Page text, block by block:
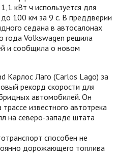
кВт ч используется для
100 км за 9 с. В преддверии
седана в автосалонах
года Volkswagen решила
и сообщила о новом
Карлос Лаго (Carlos Lago) за
рекорд скорости для
автомобилей. Он
известного автотрека
на северо-западе штата
способен не
дорожающего топлива